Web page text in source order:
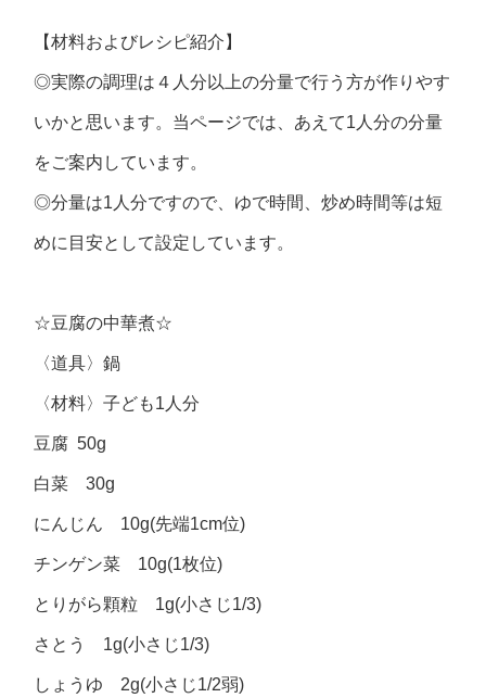
【材料およびレシピ紹介】
◎実際の調理は４人分以上の分量で行う方が作りやす
いかと思います。当ページでは、あえて1人分の分量
をご案内しています。
◎分量は1人分ですので、ゆで時間、炒め時間等は短
めに目安として設定しています。
☆豆腐の中華煮☆
〈道具〉鍋
〈材料〉子ども1人分
豆腐 50g
白菜 30g
にんじん 10g(先端1cm位)
チンゲン菜 10g(1枚位)
とりがら顆粒 1g(小さじ1/3)
さとう 1g(小さじ1/3)
しょうゆ 2g(小さじ1/2弱)